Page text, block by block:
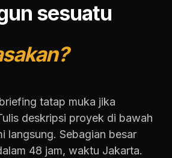
sesuatu
tatap muka jika
deskripsi proyek di bawah
langsung. Sebagian besar
48 jam, waktu Jakarta.